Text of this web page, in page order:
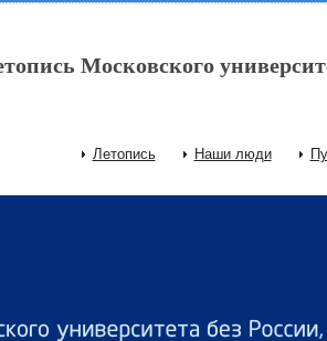
Московского
Главное меню
Летопись Наши люди